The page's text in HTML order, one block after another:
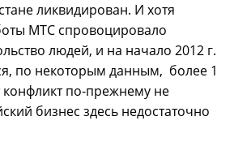
ликвидирован. И хотя
МТС спровоцировало
людей, и на начало 2012 г.
по некоторым данным, более 1
конфликт по-прежнему не
бизнес здесь недостаточно